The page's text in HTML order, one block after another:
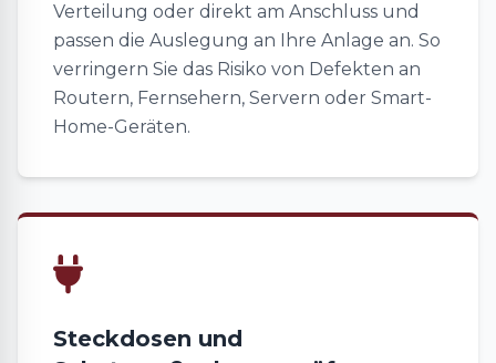
Verteilung oder direkt am Anschluss und
passen die Auslegung an Ihre Anlage an. So
verringern Sie das Risiko von Defekten an
Routern, Fernsehern, Servern oder Smart-
Home-Geräten.
Steckdosen und